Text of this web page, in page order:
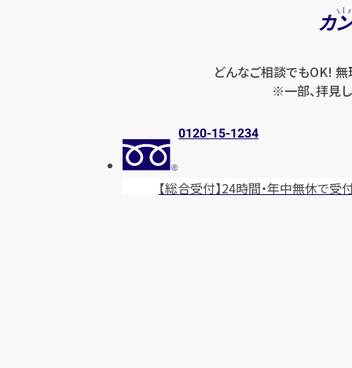
カ
どんなご相談でもOK! 無
※一部、拝見
0120-15-1234
【総合受付】24時間・年中無休で受